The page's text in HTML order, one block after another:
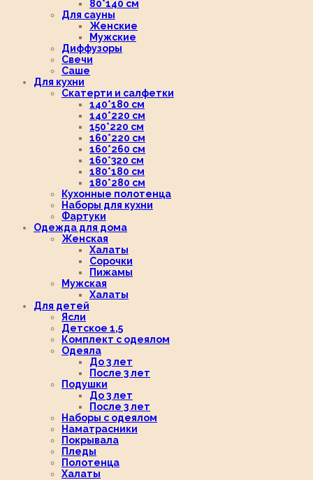
80*140 см
Для сауны
Женские
Мужские
Диффузоры
Свечи
Саше
Для кухни
Скатерти и салфетки
140*180 см
140*220 см
150*220 см
160*220 см
160*260 см
160*320 см
180*180 см
180*280 см
Кухонные полотенца
Наборы для кухни
Фартуки
Одежда для дома
Женская
Халаты
Сорочки
Пижамы
Мужская
Халаты
Для детей
Ясли
Детское 1,5
Комплект с одеялом
Одеяла
До 3 лет
После 3 лет
Подушки
До 3 лет
После 3 лет
Наборы с одеялом
Наматрасники
Покрывала
Пледы
Полотенца
Халаты